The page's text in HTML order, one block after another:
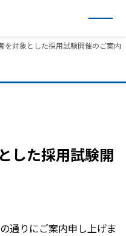
を対象とした採用試験開催のご案内
した採用試験開
通りにご案内申し上げま